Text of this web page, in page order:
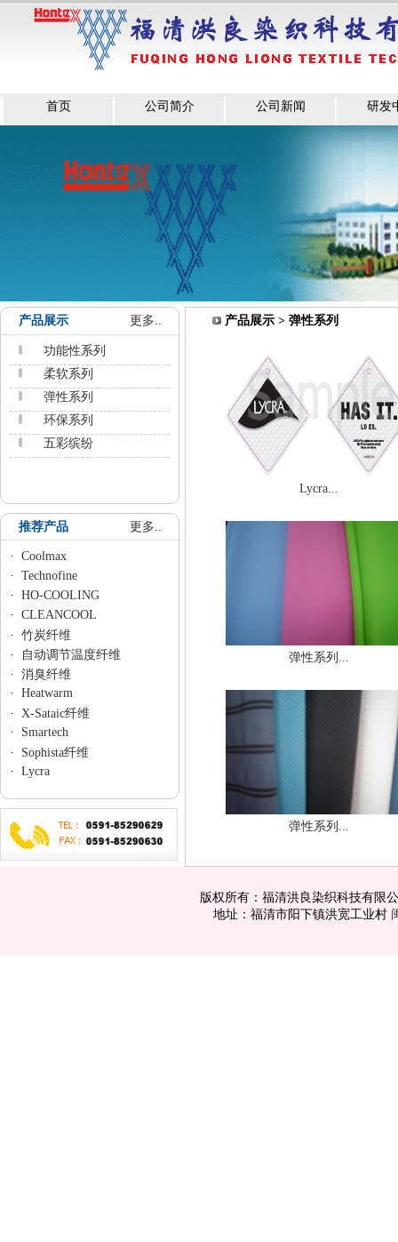
首页 公司简介 公司新闻 研发
产品展示 更多..
功能性系列
柔软系列
弹性系列
环保系列
五彩缤纷
推荐产品 更多..
· Coolmax
· Technofine
· HO-COOLING
· CLEANCOOL
· 竹炭纤维
·
自动调节温度纤维
· 消臭纤维
· Heatwarm
· X-Sataic纤维
· Smartech
· Sophista纤维
· Lycra
产品展示 > 弹性系列
Lycra...
弹性系列...
弹性系列...
版权所有：福清洪良染织科技有限
地址：福清市阳下镇洪宽工业村